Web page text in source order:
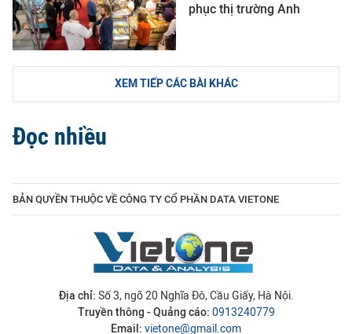
phục thị trường Anh
XEM TIẾP CÁC BÀI KHÁC
Đọc nhiều
BẢN QUYỀN THUỘC VỀ CÔNG TY CỔ PHẦN DATA VIETONE
Địa chỉ: Số 3, ngõ 20 Nghĩa Đô, Cầu Giấy, Hà Nội.
Truyền thông - Quảng cáo: 0913240779
Email: vietone@gmail.com